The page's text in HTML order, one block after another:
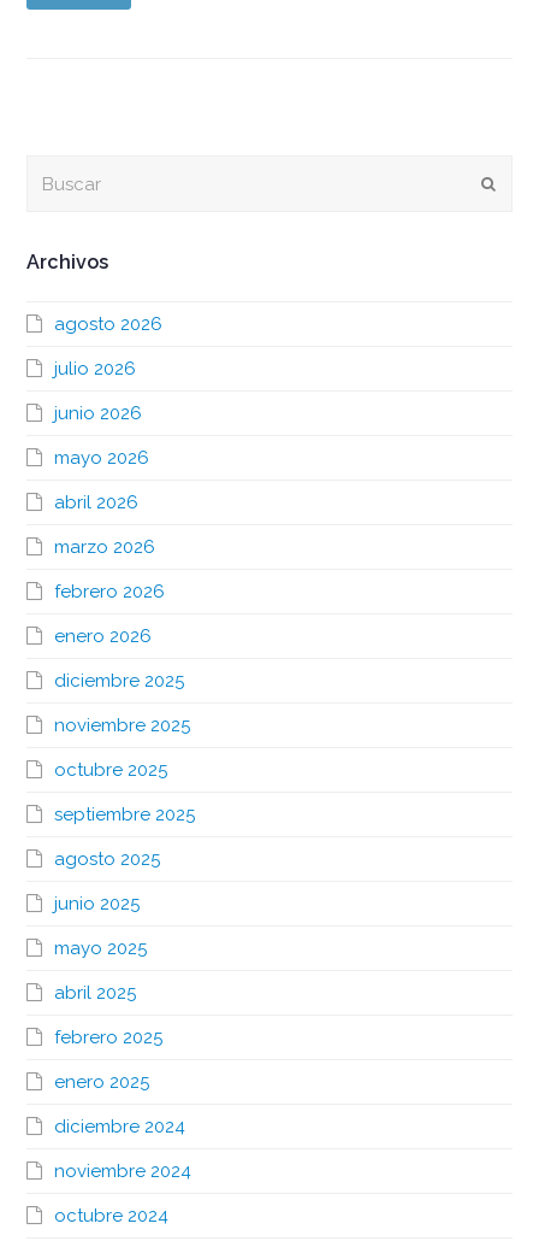
Archivos
agosto 2026
julio 2026
junio 2026
mayo 2026
abril 2026
marzo 2026
febrero 2026
enero 2026
diciembre 2025
noviembre 2025
octubre 2025
septiembre 2025
agosto 2025
junio 2025
mayo 2025
abril 2025
febrero 2025
enero 2025
diciembre 2024
noviembre 2024
octubre 2024